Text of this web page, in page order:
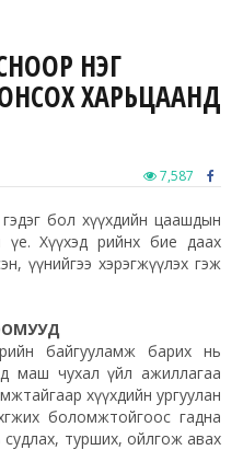
НЭГ
ХАРЬЦААНД
7,587
гэдэг бол хүүхдийн цаашдын
Хүүхэд өөрийнхөө бие даах
үүнийгээ хэрэгжүүлэх гэж
байгууламж барих нь
маш чухал үйл ажиллагаа
хүүхдийн ургуулан
боломжтойгоос гадна
турших, ойлгож авах